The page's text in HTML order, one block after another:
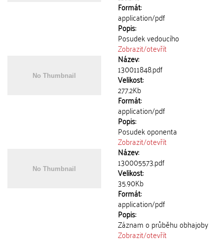
Formát:
application/pdf
Popis:
Posudek vedoucího
Zobrazit/otevřít
Název:
130011848.pdf
Velikost:
277.2Kb
Formát:
application/pdf
Popis:
Posudek oponenta
Zobrazit/otevřít
Název:
130005573.pdf
Velikost:
35.90Kb
Formát:
application/pdf
Popis:
Záznam o průběhu obhajoby
Zobrazit/otevřít